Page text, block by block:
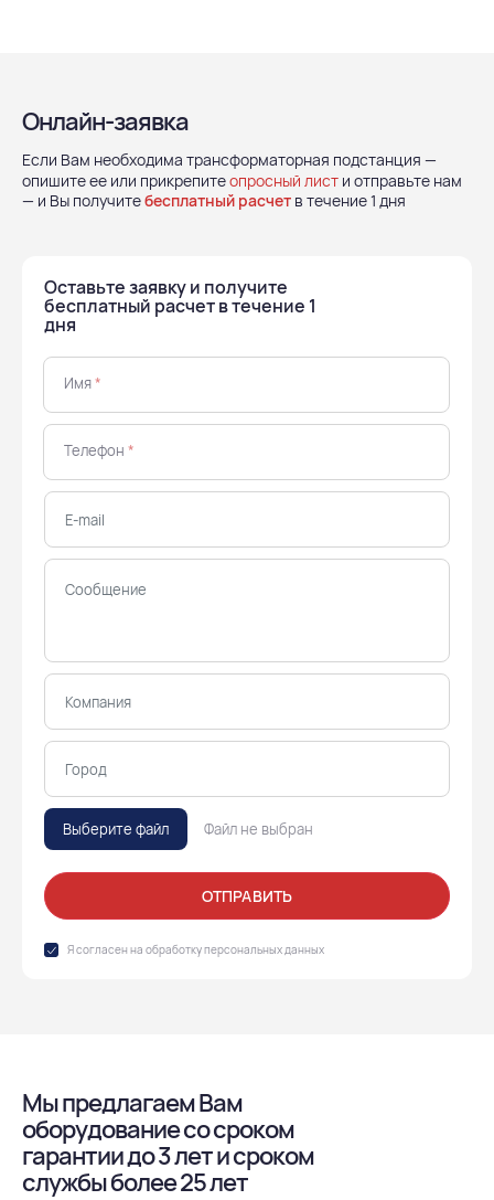
Онлайн-заявка
Если Вам необходима трансформаторная подстанция —
опишите ее или прикрепитеопросный лист и отправьте нам
— и Вы получитебесплатный расчет в течение 1 дня
Оставьте заявку и получите
бесплатный расчет в течение 1
дня
Имя*
Телефон *
Выберите файл Файл не выбран
ОТПРАВИТЬ
Я согласен на обработкуперсональных данных
Мы предлагаем Вам
оборудование со сроком
гарантии до 3 лет и сроком
службы более 25 лет